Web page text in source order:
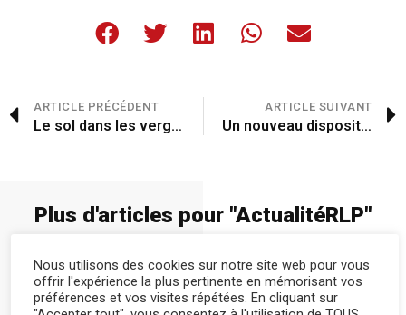
ARTICLE PRÉCÉDENT
Le sol dans les vergers
ARTICLE SUIVANT
Un nouveau dispositif éducatif
Plus d'articles pour "ActualitéRLP"
Nous utilisons des cookies sur notre site web pour vous
offrir l'expérience la plus pertinente en mémorisant vos
préférences et vos visites répétées. En cliquant sur